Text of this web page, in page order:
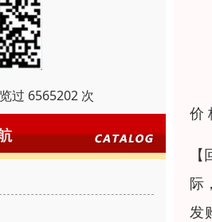
过 6565202 次
价
际
发